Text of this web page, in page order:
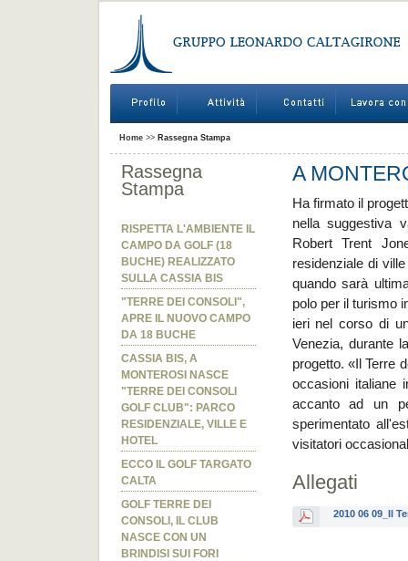
Home>> Rassegna Stampa
Rassegna
Stampa
RISPETTA L'AMBIENTE IL
CAMPO DA GOLF (18
BUCHE) REALIZZATO
SULLA CASSIA BIS
"TERRE DEI CONSOLI",
APRE IL NUOVO CAMPO
DA 18 BUCHE
CASSIA BIS, A
MONTEROSI NASCE
"TERRE DEI CONSOLI
GOLF CLUB": PARCO
RESIDENZIALE, VILLE E
HOTEL
ECCO IL GOLF TARGATO
CALTA
GOLF TERRE DEI
CONSOLI, IL CLUB
NASCE CON UN
BRINDISI SUI FORI
A
Ha firmato il
nella suggestiva
Robert Trent
residenziale di
quando sarà
polo per il turismo
ieri nel corso di
Venezia, durante
progetto. «Il Terre
occasioni italiane
accanto ad un
sperimentato
visitatori
Allegati
2010 06 09_Il